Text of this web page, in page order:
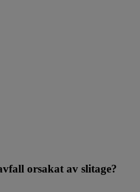
orsakat av slitage?